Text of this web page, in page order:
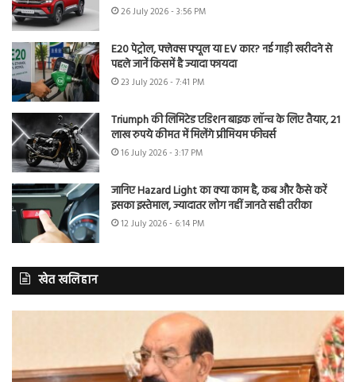
26 July 2026 - 3:56 PM
E20 पेट्रोल, फ्लेक्स फ्यूल या EV कार? नई गाड़ी खरीदने से
पहले जानें किसमें है ज्यादा फायदा
23 July 2026 - 7:41 PM
Triumph की लिमिटेड एडिशन बाइक लॉन्च के लिए तैयार, 21
लाख रुपये कीमत में मिलेंगे प्रीमियम फीचर्स
16 July 2026 - 3:17 PM
जानिए Hazard Light का क्या काम है, कब और कैसे करें
इसका इस्तेमाल, ज्यादातर लोग नहीं जानते सही तरीका
12 July 2026 - 6:14 PM
खेत खलिहान